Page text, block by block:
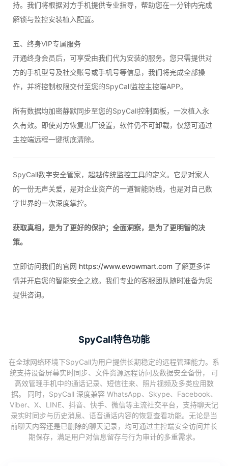
持。我们将根据对方手机提供专业指导，帮助您在一分钟内完成
解锁与监控安装植入配置。
五、终身VIP专属服务
开通终身会员后，可享受由我们代为安装的服务。您只需提供对
方的手机型号及社交账号或手机号等信息，我们将完成全部操
作，并将控制权限交付至您的SpyCall监控主控端APP。
所有数据均加密静默同步至您的SpyCall控制面板，一次植入永
久有效。即使对方恢复出厂设置，软件仍不可卸载，仅您可通过
主控端远程一键彻底清除。
SpyCall数字安全管家，超越传统监控工具的定义。它是对家人
的一份无声关爱，是对企业资产的一道智能防线，也是对自己数
字世界的一次深度掌控。
获取真相，是为了更好的保护；全面洞察，是为了更明智的决
策。
立即访问我们的官网 https://www.ewowmart.com 了解更多详
情并开启您的智能安全之旅。我们专业的客服团队随时准备为您
提供咨询。
SpyCall特色功能
在全球网络环境下SpyCall为用户提供长期稳定的远程管理能力。系
统支持设备屏幕实时同步、文件资源远程访问及数据安全备份， 可
高效管理手机中的通话记录、短信往来、照片视频及多类应用数
据。 同时，SpyCall 深度兼容 WhatsApp、Skype、Facebook、
Viber、X、LINE、抖音、快手、微信等主流社交平台，支持聊天记
录实时同步与历史消息、语音通话内容的恢复查看功能。无论是当
前聊天内容还是已删除的聊天记录，均可通过主控端安全访问并长
期保存，满足用户对信息留存与行为审计的多重需求。